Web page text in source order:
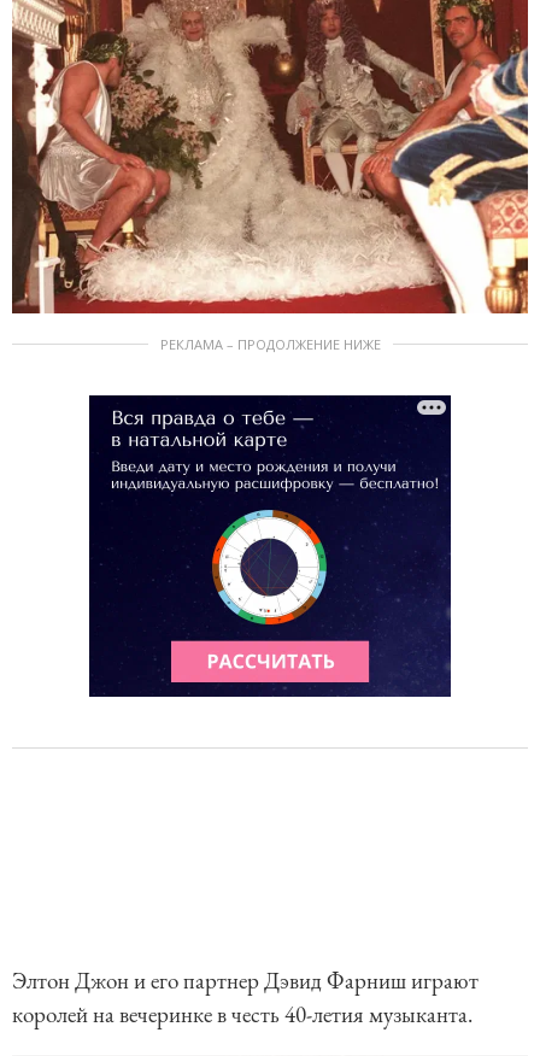
РЕКЛАМА – ПРОДОЛЖЕНИЕ НИЖЕ
Элтон Джон и его партнер Дэвид Фарниш играют
королей на вечеринке в честь 40-летия музыканта.